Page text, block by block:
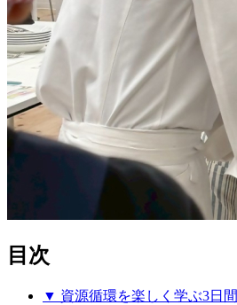
目次
▼ 資源循環を楽しく学ぶ3日間